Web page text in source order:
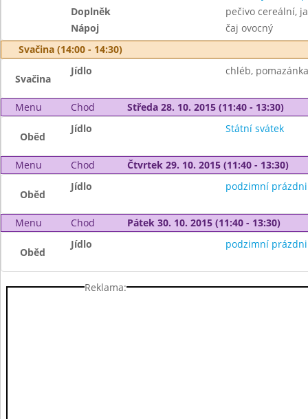
Doplněk
pečivo cereální,
Nápoj
čaj ovocný
Svačina (14:00 - 14:30)
Svačina
Jídlo chléb,
Menu Chod Středa 28. 10. 2015 (11:40 - 13:30)
Oběd
Jídlo Státní svátek
Menu Chod Čtvrtek 29. 10. 2015 (11:40 - 13:30)
Oběd
Jídlo podzimní
Menu Chod Pátek 30. 10. 2015 (11:40 - 13:30)
Oběd
Jídlo podzimní
Reklama: